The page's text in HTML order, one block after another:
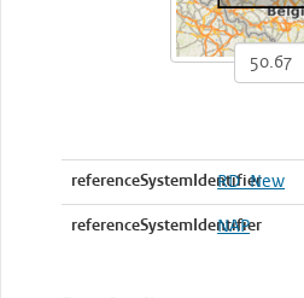
referenceSystemIdentifier
RD_New
referenceSystemIdentifier
NAP